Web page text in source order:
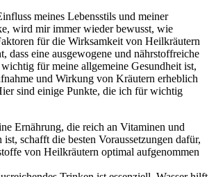
meines Lebensstils und​ meiner
wird⁣ mir immer wieder⁣ bewusst, wie
für die Wirksamkeit‌ von ⁣Heilkräutern
dass eine ausgewogene und nährstoffreiche
für meine allgemeine Gesundheit ist,⁢
und Wirkung‌ von Kräutern erheblich
sind ⁣einige Punkte,‍ die ich für wichtig
Ernährung,‍ die reich an Vitaminen und‌
⁢schafft die besten Voraussetzungen dafür,
von Heilkräutern optimal aufgenommen